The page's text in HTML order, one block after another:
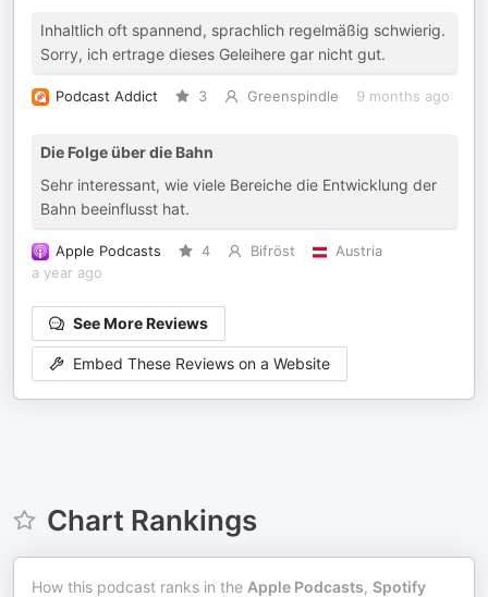
Inhaltlich oft spannend, sprachlich regelmäßig schwierig.
Sorry, ich ertrage dieses Geleihere gar nicht gut.
Podcast Addict 3 Greenspindle 9 months ago
Die Folge über die Bahn
Sehr interessant, wie viele Bereiche die Entwicklung der
Bahn beeinflusst hat.
Apple Podcasts 4 Bifröst
Austria
a year ago
See More Reviews
Embed These Reviews on a Website
Chart Rankings
How this podcast ranks in the Apple Podcasts, Spotify